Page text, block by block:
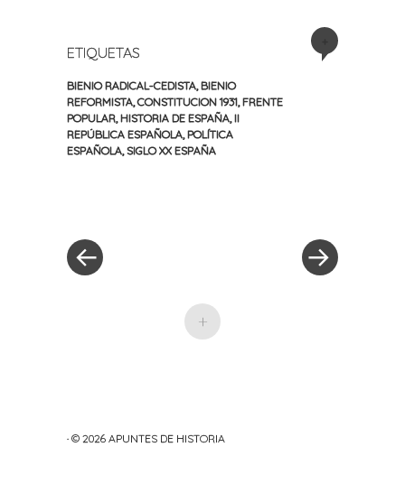
ETIQUETAS
BIENIO RADICAL-CEDISTA BIENIO
REFORMISTA ,CONSTITUCION 1931 FRENTE
POPULAR HISTORIA DE ESPAÑA II
REPÚBLICA ESPAÑOLA POLÍTICA
ESPAÑOLA SIGLO XX ESPAÑA
entradas
+
· © 2026 APUNTES DE HISTORIA